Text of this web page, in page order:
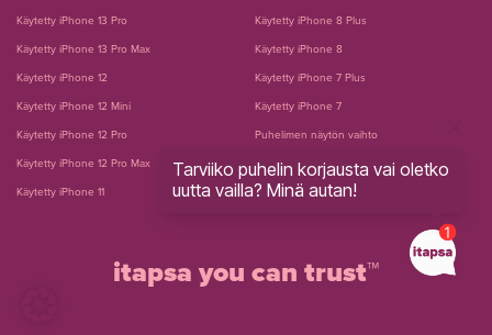
Käytetty iPhone 13 Pro
Käytetty iPhone 13 Pro Max
Käytetty iPhone 12
Käytetty iPhone 12 Mini
Käytetty iPhone 12 Pro
Käytetty iPhone 12 Pro Max
Käytetty iPhone 11
Käytetty iPhone 8 Plus
Käytetty iPhone 8
Käytetty iPhone 7 Plus
Käytetty iPhone 7
Puhelimen näytön vaihto
Puhelimen akun vaihto
itapsa you can trust™
Tarviiko puhelin korjausta vai oletko
uutta vailla? Minä autan!